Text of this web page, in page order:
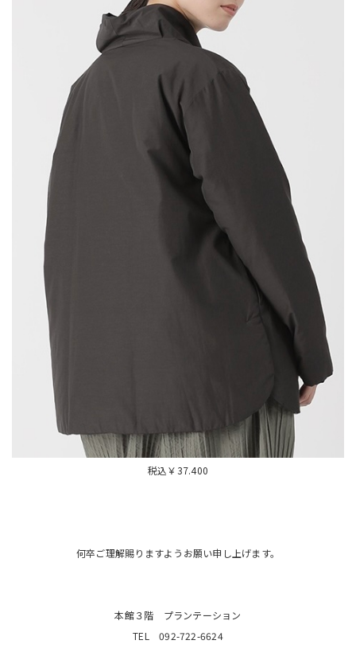
税込￥37.400
何卒ご理解賜りますようお願い申し上げます。
本館３階 プランテーション
TEL 092-722-6624